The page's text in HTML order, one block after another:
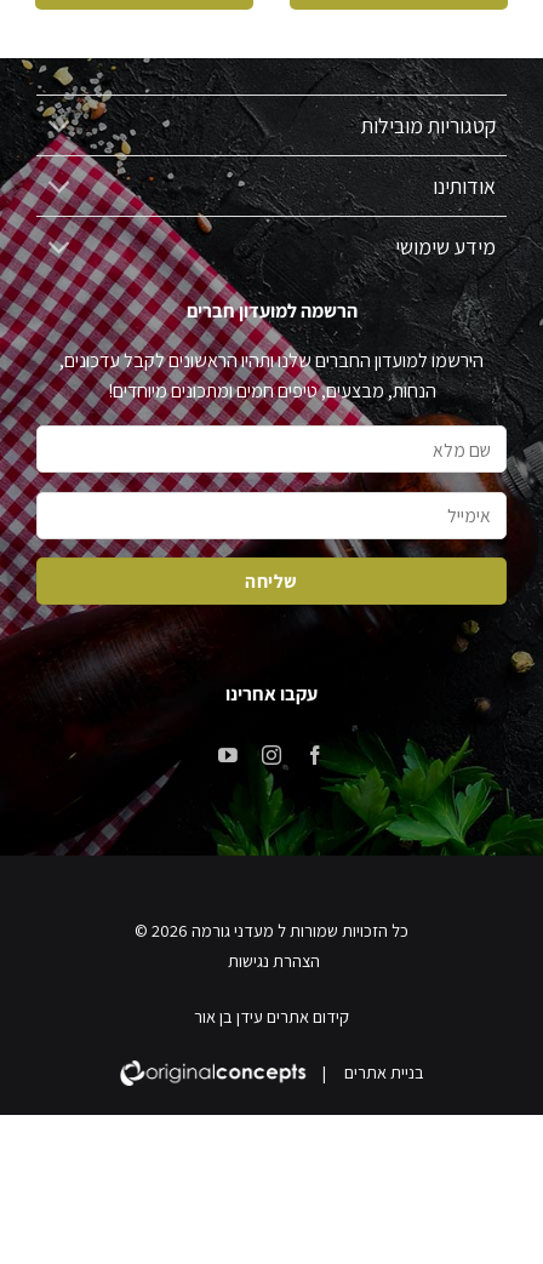
קטגוריות מובילות
אודותינו
מידע שימושי
הרשמה למועדון חברים
הירשמו למועדון החברים שלנו ותהיו הראשונים לקבל עדכונים,
הנחות, מבצעים, טיפים חמים ומתכונים מיוחדים!
עקבו אחרינו
כל הזכויות שמורות ל מעדני גורמה 2026 ©
הצהרת נגישות
קידום אתרים עידן בן אור
בניית אתרים |